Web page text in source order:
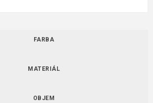
FARBA
MATERIÁL
OBJEM